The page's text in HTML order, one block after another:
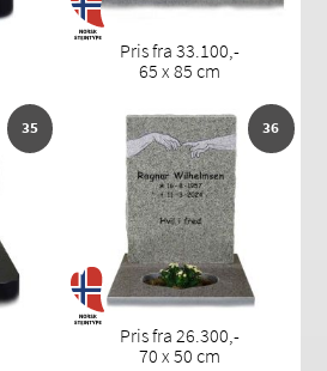
Pris fra 33.100,-
65 x 85 cm
35 36
Pris fra 26.300,-
70 x 50 cm